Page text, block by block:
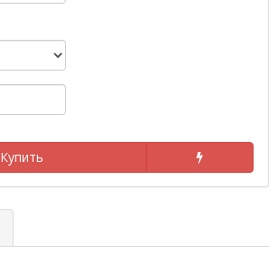
Купить